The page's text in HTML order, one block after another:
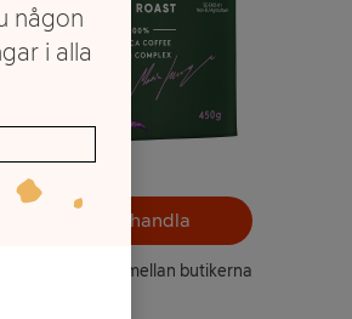
Välj butik och handla
kan variera mellan butikerna
någon
i alla